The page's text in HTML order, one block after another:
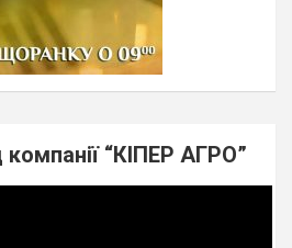
“КІПЕР АГРО”